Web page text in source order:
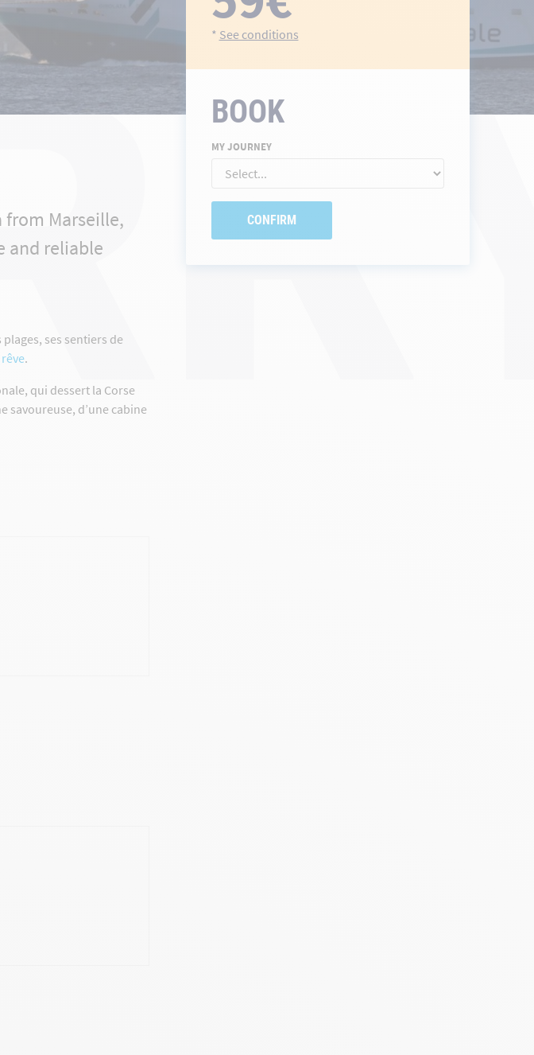
* See conditions
BOOK
MY JOURNEY
from Marseille,
and reliable
ses sentiers de
.
qui dessert la Corse
savoureuse, d’une cabine